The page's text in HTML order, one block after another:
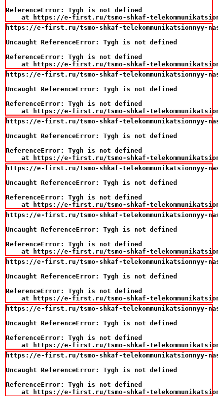
ReferenceError: Tygh is not defined
at https://e-first.ru/tsmo-shkaf-
https://e-first.ru/tsmo-shkaf-telekommunikatsionnyy-
Uncaught ReferenceError: Tygh is not defined
ReferenceError: Tygh is not defined
at https://e-first.ru/tsmo-shkaf-
https://e-first.ru/tsmo-shkaf-telekommunikatsionnyy-
Uncaught ReferenceError: Tygh is not defined
ReferenceError: Tygh is not defined
at https://e-first.ru/tsmo-shkaf-
https://e-first.ru/tsmo-shkaf-telekommunikatsionnyy-
Uncaught ReferenceError: Tygh is not defined
ReferenceError: Tygh is not defined
at https://e-first.ru/tsmo-shkaf-
https://e-first.ru/tsmo-shkaf-telekommunikatsionnyy-
Uncaught ReferenceError: Tygh is not defined
ReferenceError: Tygh is not defined
at https://e-first.ru/tsmo-shkaf-
https://e-first.ru/tsmo-shkaf-telekommunikatsionnyy-
Uncaught ReferenceError: Tygh is not defined
ReferenceError: Tygh is not defined
at https://e-first.ru/tsmo-shkaf-
https://e-first.ru/tsmo-shkaf-telekommunikatsionnyy-
Uncaught ReferenceError: Tygh is not defined
ReferenceError: Tygh is not defined
at https://e-first.ru/tsmo-shkaf-
https://e-first.ru/tsmo-shkaf-telekommunikatsionnyy-
Uncaught ReferenceError: Tygh is not defined
ReferenceError: Tygh is not defined
at https://e-first.ru/tsmo-shkaf-
https://e-first.ru/tsmo-shkaf-telekommunikatsionnyy-
Uncaught ReferenceError: Tygh is not defined
ReferenceError: Tygh is not defined
at https://e-first.ru/tsmo-shkaf-